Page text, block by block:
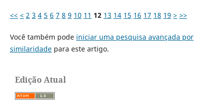
<< < 2 3 4 5 6 7 8 9 10 11 12 13 14 15 16 17 18 19 > >>
Você também pode iniciar uma pesquisa avançada por
similaridadepara este artigo.
Edição Atual